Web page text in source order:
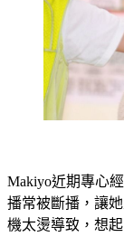
Makiyo近期專心
播常被斷播，讓
機太燙導致，想